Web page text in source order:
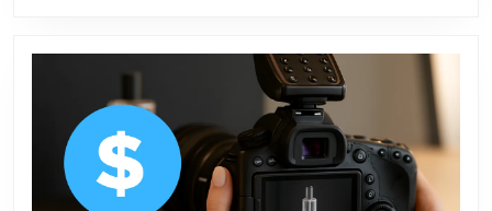
televisión
junio
2025